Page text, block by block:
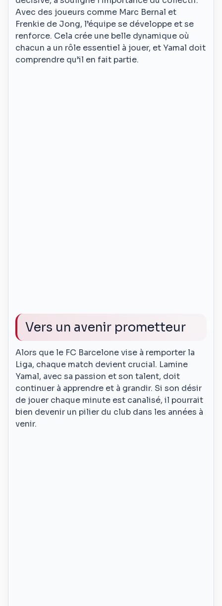
Avec des joueurs comme Marc Bernal et
Frenkie de Jong, l’équipe se développe et se
renforce. Cela crée une belle dynamique où
chacun a un rôle essentiel à jouer, et Yamal doit
comprendre qu’il en fait partie.
Vers un avenir prometteur
Alors que le FC Barcelone vise à remporter la
Liga, chaque match devient crucial. Lamine
Yamal, avec sa passion et son talent, doit
continuer à apprendre et à grandir. Si son désir
de jouer chaque minute est canalisé, il pourrait
bien devenir un pilier du club dans les années à
venir.